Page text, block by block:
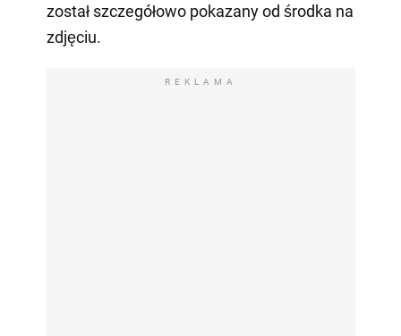
został szczegółowo pokazany od środka na
zdjęciu.
REKLAMA